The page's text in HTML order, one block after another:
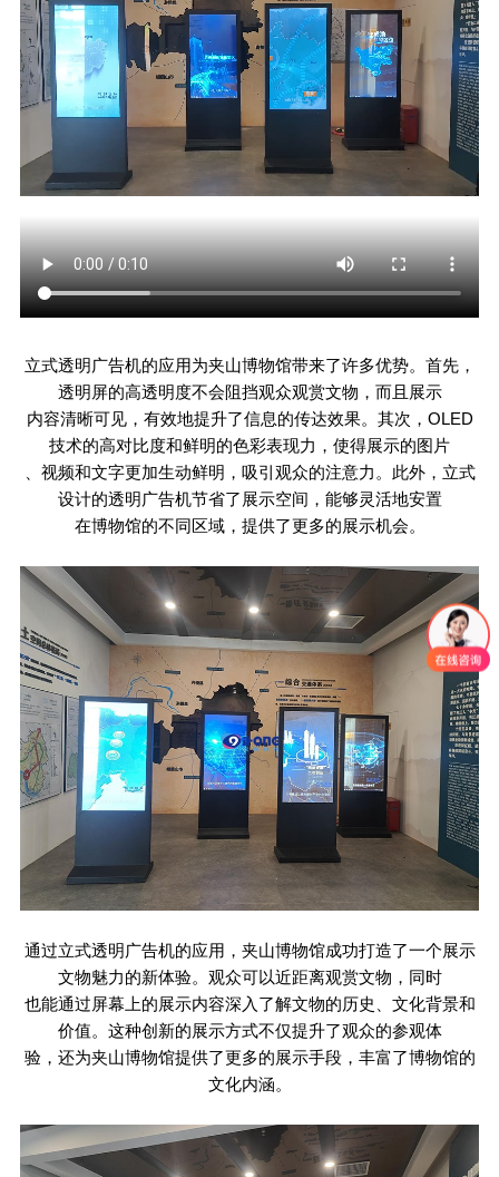
立式透明广告机的应用为夹山博物馆带来了许多优势。首先，
透明屏的高透明度不会阻挡观众观赏文物，而且展示
内容清晰可见，有效地提升了信息的传达效果。其次， OLED
技术的高对比度和鲜明的色彩表现力，使得展示的图片
、视频和文字更加生动鲜明，吸引观众的注意力。此外，立式
设计的透明广告机节省了展示空间，能够灵活地安置
在博物馆的不同区域，提供了更多的展示机会。
通过立式透明广告机的应用，夹山博物馆成功打造了一个展示
文物魅力的新体验。观众可以近距离观赏文物，同时
也能通过屏幕上的展示内容深入了解文物的历史、文化背景和
价值。这种创新的展示方式不仅提升了观众的参观体
验，还为夹山博物馆提供了更多的展示手段，丰富了博物馆的
文化内涵。